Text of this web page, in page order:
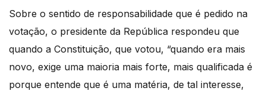
Sobre o sentido de responsabilidade que é pedido na
votação, o presidente da República respondeu que
quando a Constituição, que votou, “quando era mais
novo, exige uma maioria mais forte, mais qualificada é
porque entende que é uma matéria, de tal interesse,